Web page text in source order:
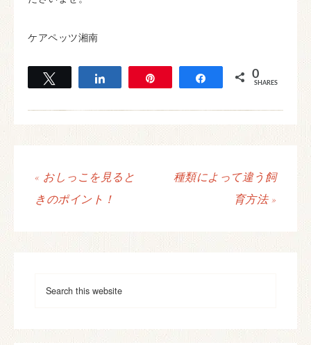
ケアペッツ湘南
Share 0
SHARES
« おしっこを見ると
きのポイント！
種類によって違う飼
育方法 »